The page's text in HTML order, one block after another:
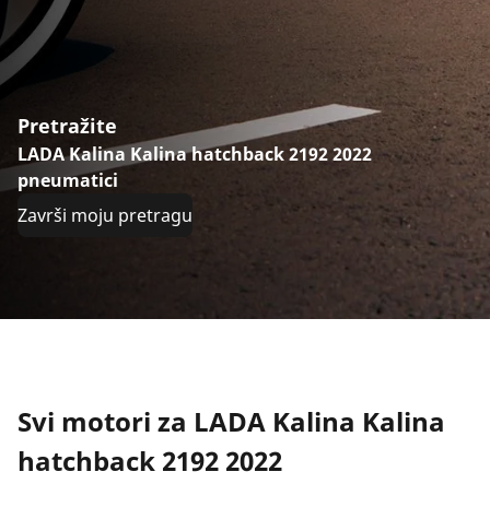
Pretražite
LADA Kalina Kalina hatchback 2192 2022
pneumatici
Završi moju pretragu
Svi motori za LADA Kalina Kalina
hatchback 2192 2022